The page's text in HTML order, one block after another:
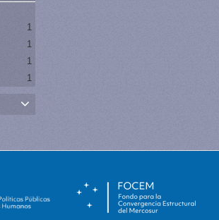
1
1
1
1